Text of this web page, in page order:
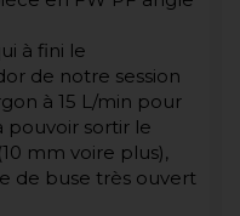
à fini le
de notre session
à 15 L/min pour
pouvoir sortir le
mm voire plus),
de buse très ouvert